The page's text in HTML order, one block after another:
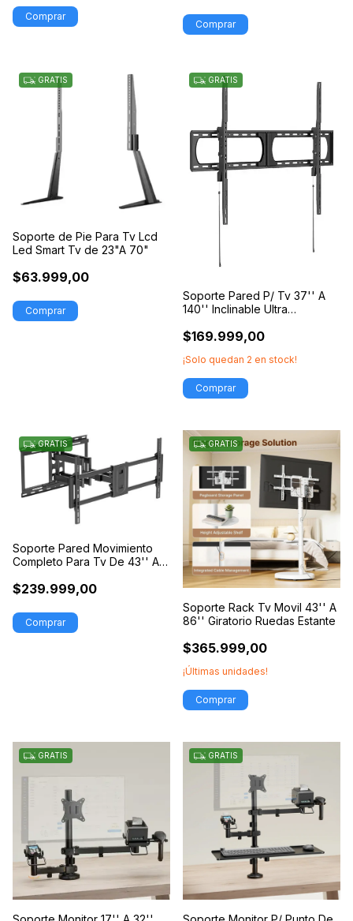
Comprar
GRATIS
Soporte de Pie Para Tv Lcd
Led Smart Tv de 23"A 70"
$63.999,00
GRATIS
Soporte Pared P/ Tv 37'' A
140'' Inclinable Ultra
$169.999,00
¡Solo quedan 2 en stock!
GRATIS
Soporte Pared Movimiento
Completo Para Tv De 43'' A
$239.999,00
GRATIS
Soporte Rack Tv Movil 43'' A
86'' Giratorio Ruedas Estante
$365.999,00
¡Últimas unidades!
GRATIS GRATIS